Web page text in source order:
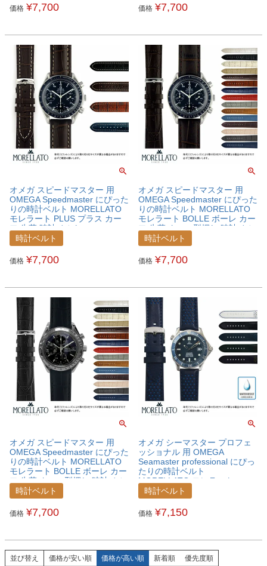
X2269480OMGSEM
価格 ¥7,700 価格 ¥7,700
オメガ スピードマスター 用
OMEGA Speedmaster にぴった
りの時計ベルト MORELLATO
モレラート PLUS プラス カー
フ 牛革 時計ベルト
U3252480OMGSPB
時計ベルト
価格 ¥7,700
オメガ スピードマスター 用
OMEGA Speedmaster にぴった
りの時計ベルト MORELLATO
モレラート BOLLE ボーレ カー
フ 牛革 クロコ型押し 時計ベル
ト X2269480OMGSPB
時計ベルト
価格 ¥7,700
オメガ スピードマスター 用
OMEGA Speedmaster にぴった
りの時計ベルト MORELLATO
モレラート BOLLE ボーレ カー
フ 牛革 クロコ型押し 時計ベル
ト X2269480OMGSPS
時計ベルト
価格 ¥7,700
オメガ シーマスター プロフェ
ッショナル 用 OMEGA
Seamaster professional にぴっ
たりの時計ベルト
MORELLATO モレラート
RALLY ラリー カーフ 牛革 時計
ベルト X5272C91OMGSEM
時計ベルト
価格 ¥7,150
並び替え 価格が安い順 価格が高い順 新着順 優先度順